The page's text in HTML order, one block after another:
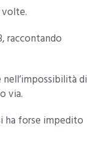
volte.
raccontando
di
via.
ha forse impedito